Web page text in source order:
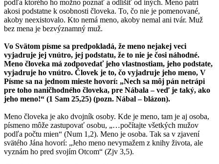
podľa ktorého ho možno poznať a odlíšiť od iných. Meno patrí
akosi podstatne k osobnosti človeka. To, čo nie je pomenované,
akoby neexistovalo. Kto nemá meno, akoby nemal ani tvár. Muž
bez mena je bezvýznamný muž.
Vo Svätom písme sa predpokladá, že meno nejakej veci
vyjadruje jej vnútro, jej podstatu, že to nie je čosi náhodné.
Meno človeka má zodpovedať jeho vlastnostiam, jeho podstate,
vyjadruje ho vnútro. Človek je to, čo vyjadruje jeho meno, V
Písme sa na jednom mieste hovorí: „Nech sa môj pán netrápi
pre toho naničhodného človeka, pre Nábala – veď je taký, ako
jeho meno!“ (1 Sam 25,25) (pozn. Nábal – blázon).
Meno človeka je ako dvojník osoby. Kde je meno, tam je aj osoba,
písmeno môže zastupovať osobu, „…počítajte všetkých mužov
podľa počtu mien“ (Num 1,2). Meno je osoba. Tak sa v zjavení
svätého Jána hovorí: „Jeho meno nevymažem z knihy života, ale
vyznám ho pred svojím Otcom“ (Zjv 3,5).